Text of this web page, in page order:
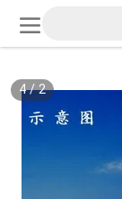
2
/
4